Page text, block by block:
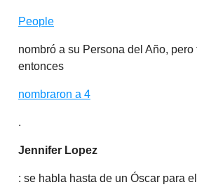
People
nombró a su Persona del Año, pero
entonces
nombraron a 4
.
Jennifer Lopez
: se habla hasta de un Óscar para